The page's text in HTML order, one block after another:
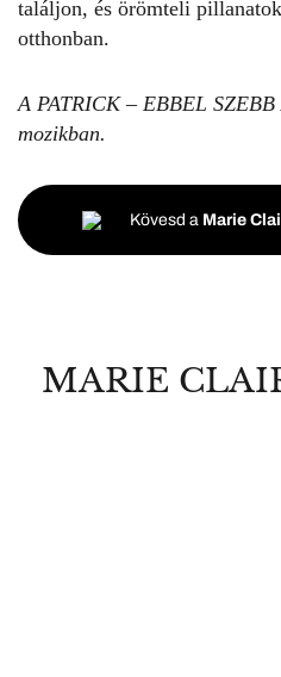
találjon, és örömteli
otthonban.
A PATRICK – EBBEL
mozikban.
Kövesd a Marie
MARIE